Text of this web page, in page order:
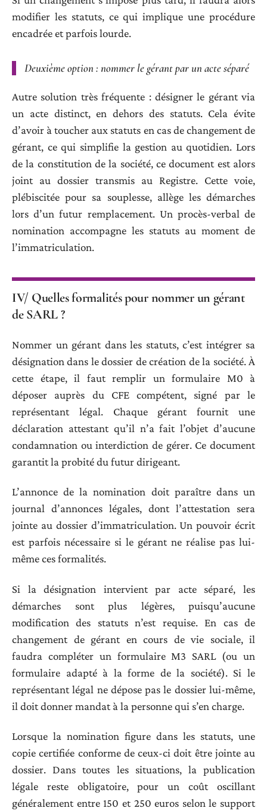
modifier les statuts, ce qui implique une procédure
encadrée et parfois lourde.
Deuxième option: nommer le gérant par un acte séparé
Autre solution très fréquente : désigner le gérant via
un acte distinct, en dehors des statuts. Cela évite
d’avoir à toucher aux statuts en cas de changement de
gérant, ce qui simplifie la gestion au quotidien. Lors
de la constitution de la société, ce document est alors
joint au dossier transmis au Registre. Cette voie,
plébiscitée pour sa souplesse, allège les démarches
lors d’un futur remplacement. Un procès-verbal de
nomination accompagne les statuts au moment de
l’immatriculation.
IV/ Quelles formalités pour nommer un gérant
de SARL ?
Nommer un gérant dans les statuts, c’est intégrer sa
désignation dans le dossier de création de la société. À
cette étape, il faut remplir un formulaire M0 à
déposer auprès du CFE compétent, signé par le
représentant légal. Chaque gérant fournit une
déclaration attestant qu’il n’a fait l’objet d’aucune
condamnation ou interdiction de gérer. Ce document
garantit la probité du futur dirigeant.
L’annonce de la nomination doit paraître dans un
journal d’annonces légales, dont l’attestation sera
jointe au dossier d’immatriculation. Un pouvoir écrit
est parfois nécessaire si le gérant ne réalise pas lui-
même ces formalités.
Si la désignation intervient par acte séparé, les
démarches sont plus légères, puisqu’aucune
modification des statuts n’est requise. En cas de
changement de gérant en cours de vie sociale, il
faudra compléter un formulaire M3 SARL (ou un
formulaire adapté à la forme de la société). Si le
représentant légal ne dépose pas le dossier lui-même,
il doit donner mandat à la personne qui s’en charge.
Lorsque la nomination figure dans les statuts, une
copie certifiée conforme de ceux-ci doit être jointe au
dossier. Dans toutes les situations, la publication
légale reste obligatoire, pour un coût oscillant
généralement entre 150 et 250 euros selon le support